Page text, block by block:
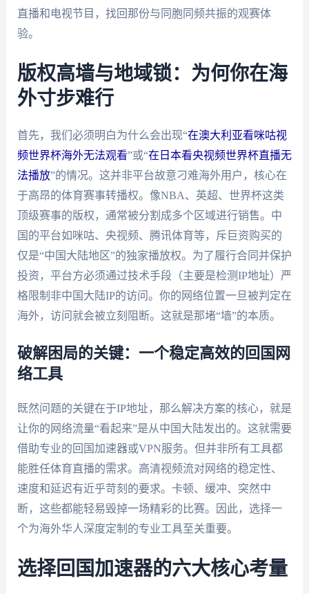
直播和电视节目，找回那份与同胞同频共振的观赛体
验。
版权高墙与地域锁：为何你在海
外寸步难行
首先，我们必须明白为什么会出现“在澳大利亚看咪咕视
频世界杯海外无法观看”或“在日本看央视频世界杯直播无
法播放”的情况。这并非平台故意刁难海外用户，核心在
于高昂的体育赛事转播权。像NBA、英超、世界杯这类
顶级赛事的版权，通常被分割成多个区域进行销售。中
国的平台如咪咕、央视频、腾讯体育等，斥巨资购买的
仅是“中国大陆地区”的独家播放权。为了履行合同并保护
投资，平台方必须通过技术手段（主要是检测IP地址）严
格限制非中国大陆IP的访问。你的网络位置一旦被判定在
海外，访问就会被立刻阻断。这就是那堵“墙”的本质。
破解困局的关键：一个稳定高效的回国网
络工具
既然问题的关键在于IP地址，那么解决方案的核心，就是
让你的网络流量“看起来”是从中国大陆发出的。这就需要
借助专业的回国加速器或VPN服务。但并非所有工具都
能胜任体育直播的需求。高清视频流对网络的稳定性、
速度和延迟有近乎苛刻的要求。卡顿、缓冲、突然中
断，这些都能轻易毁掉一场精彩的比赛。因此，选择一
个为海外华人深度定制的专业工具至关重要。
选择回国加速器的六大核心考量